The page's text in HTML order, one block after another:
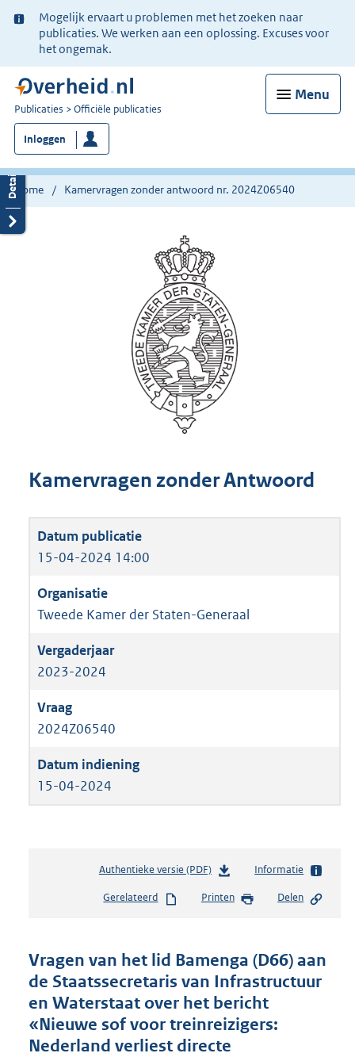
Ter
informatie:
Mogelijk ervaart u problemen met het zoeken naar
publicaties. We werken aan een oplossing. Excuses voor
het ongemak.
Menu
U
bent
nu
hier:
Publicaties Officiële publicaties
Inloggen
Home Kamervragen zonder antwoord nr. 2024Z06540
Kamervragen zonder Antwoord
15-04-2024 14:00
Tweede Kamer der Staten-Generaal
2023-2024
2024Z06540
15-04-2024
Authentieke versie (PDF)b
s
d
s
g
r
o
Informatie
Gerelateerd Printen Delen
Vragen van het lid Bamenga (D66) aan
de Staatssecretaris van Infrastructuur
en Waterstaat over het bericht
«Nieuwe sof voor treinreizigers:
Nederland verliest directe